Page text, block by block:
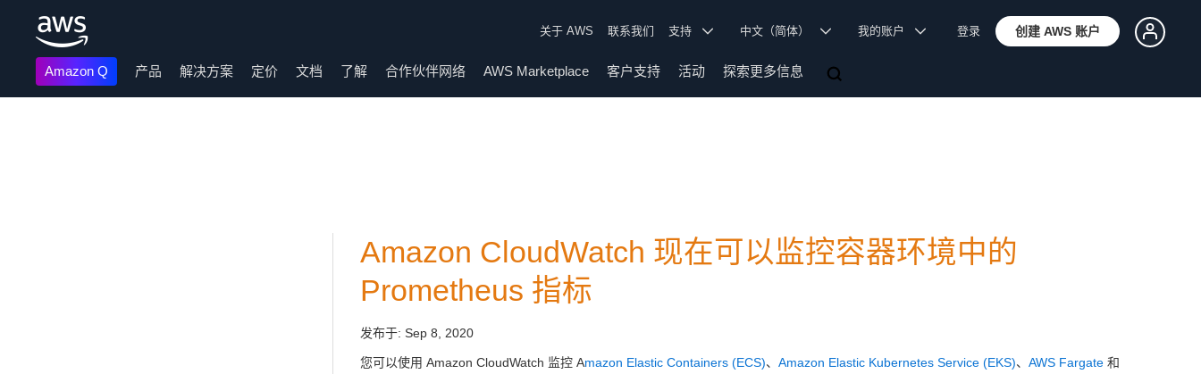
关于 AWS 联系我们 支持 中文（简体） 我的账户 登录 创建 AWS 账户
Amazon Q 产品 解决方案 定价 文档 了解 合作伙伴网络 AWS Marketplace 客户支持 活动 探索更多信息
Amazon CloudWatch 现在可以监控容器环境中的
Prometheus 指标
发布于: Sep 8, 2020
您可以使用 Amazon CloudWatch 监控 Amazon Elastic Containers (ECS)、 Amazon Elastic Kubernetes Service (EKS)、 AWS Fargate 和